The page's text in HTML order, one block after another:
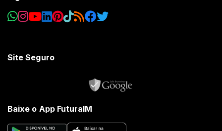
Site Seguro
Baixe o App FuturaIM